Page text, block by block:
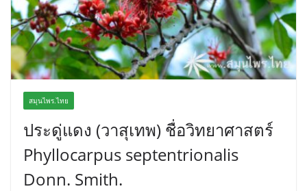
สมุนไพร.ไทย
ประดู่แดง (วาสุเทพ) ชื่อวิทยาศาสตร์
Phyllocarpus septentrionalis
Donn. Smith.